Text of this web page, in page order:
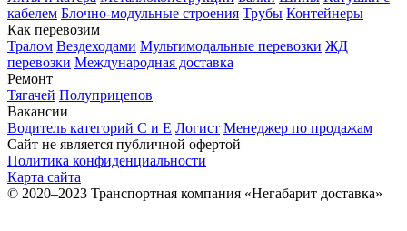
кабелем Блочно-модульные строения Трубы Контейнеры
Как перевозим
Тралом Вездеходами Мультимодальные перевозки ЖД
перевозки Международная доставка
Ремонт
Тягачей Полуприцепов
Вакансии
Водитель категорий С и Е Логист Менеджер по продажам
Сайт не является публичной офертой
Политика конфиденциальности
Карта сайта
© 2020–2023 Транспортная компания «Негабарит доставка»